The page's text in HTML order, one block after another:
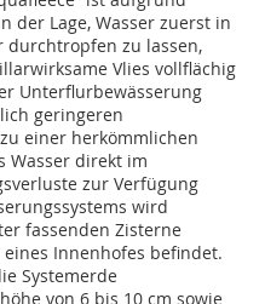
der Lage, Wasser zuerst in
durchtropfen zu lassen,
Vlies vollflächig
Unterflurbewässerung
geringeren
einer herkömmlichen
Wasser direkt im
zur Verfügung
wird
fassenden Zisterne
Innenhofes befindet.
Systemerde
von 6 bis 10 cm sowie